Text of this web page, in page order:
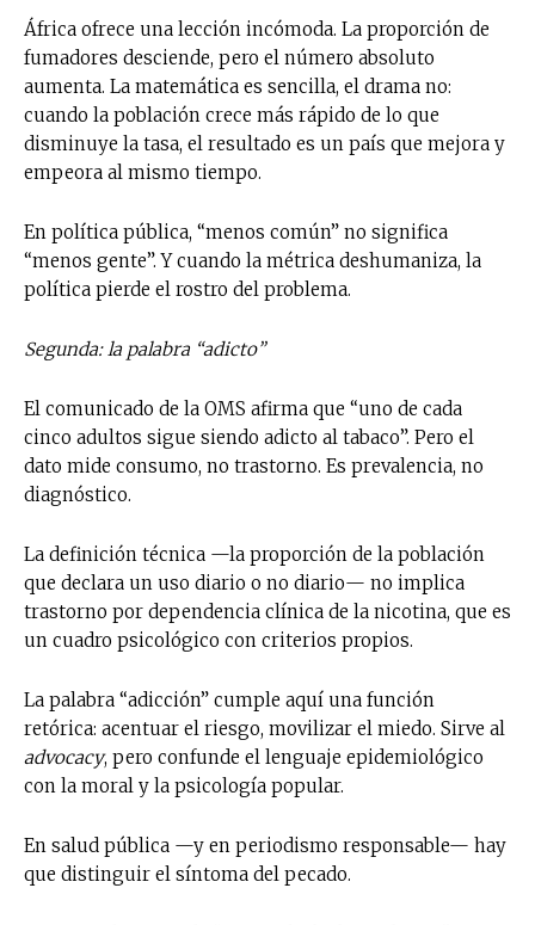
África ofrece una lección incómoda. La proporción de
fumadores desciende, pero el número absoluto
aumenta. La matemática es sencilla, el drama no:
cuando la población crece más rápido de lo que
disminuye la tasa, el resultado es un país que mejora y
empeora al mismo tiempo.
En política pública, “menos común” no significa
“menos gente”. Y cuando la métrica deshumaniza, la
política pierde el rostro del problema.
Segunda: la palabra “adicto”
El comunicado de la OMS afirma que “uno de cada
cinco adultos sigue siendo adicto al tabaco”. Pero el
dato mide consumo, no trastorno. Es prevalencia, no
diagnóstico.
La definición técnica —la proporción de la población
que declara un uso diario o no diario— no implica
trastorno por dependencia clínica de la nicotina, que es
un cuadro psicológico con criterios propios.
La palabra “adicción” cumple aquí una función
retórica: acentuar el riesgo, movilizar el miedo. Sirve al
advocacy, pero confunde el lenguaje epidemiológico
con la moral y la psicología popular.
En salud pública —y en periodismo responsable— hay
que distinguir el síntoma del pecado.